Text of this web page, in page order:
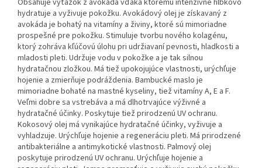
Obsahuje výťažok z avokáda vďaka ktorému intenzívne hĺbkovo
hydratuje a vyživuje pokožku. Avokádový olej je získavaný z
avokáda je bohatý na vitamíny a živiny, ktoré sú mimoriadne
prospešné pre pokožku. Stimuluje tvorbu nového kolagénu,
ktorý zohráva kľúčovú úlohu pri udržiavaní pevnosti, hladkosti a
mladosti pleti. Udržuje vodu v pokožke a je tak silnou
hydratačnou zložkou. Má tiež upokojujúce vlastnosti, urýchľuje
hojenie a zmierňuje podráždenia. Bambucké maslo je
mimoriadne bohaté na mastné kyseliny, tiež vitamíny A, E a F.
Veľmi dobre sa vstrebáva a má dlhotrvajúce výživné a
hydratačné účinky. Poskytuje tiež prirodzenú UV ochranu.
Kokosový olej má vynikajúce hydratačné účinky, vyživuje a
vyhladzuje. Urýchľuje hojenie a regeneráciu pleti. Má prirodzené
antibakteriálne a antimykotické vlastnosti. Palmový olej
poskytuje prirodzenú UV ochranu. Urýchľuje hojenie a